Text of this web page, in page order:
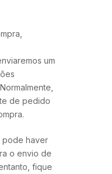
um
de pedido
pode haver
o envio de
fique